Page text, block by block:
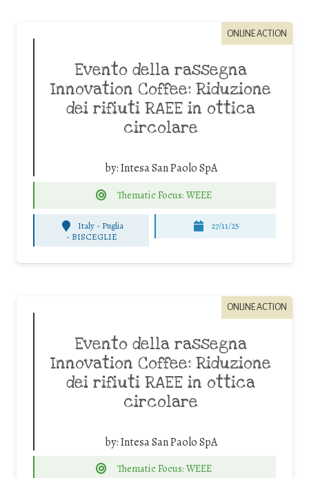
ONLINE ACTION
Evento della rassegna
Innovation Coffee: Riduzione
dei rifiuti RAEE in ottica
circolare
by:Intesa San Paolo SpA
Thematic Focus: WEEE
Italy - Puglia
- BISCEGLIE
27/11/25
ONLINE ACTION
Evento della rassegna
Innovation Coffee: Riduzione
dei rifiuti RAEE in ottica
circolare
by:Intesa San Paolo SpA
Thematic Focus: WEEE